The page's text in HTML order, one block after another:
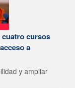
cuatro cursos
a
y ampliar